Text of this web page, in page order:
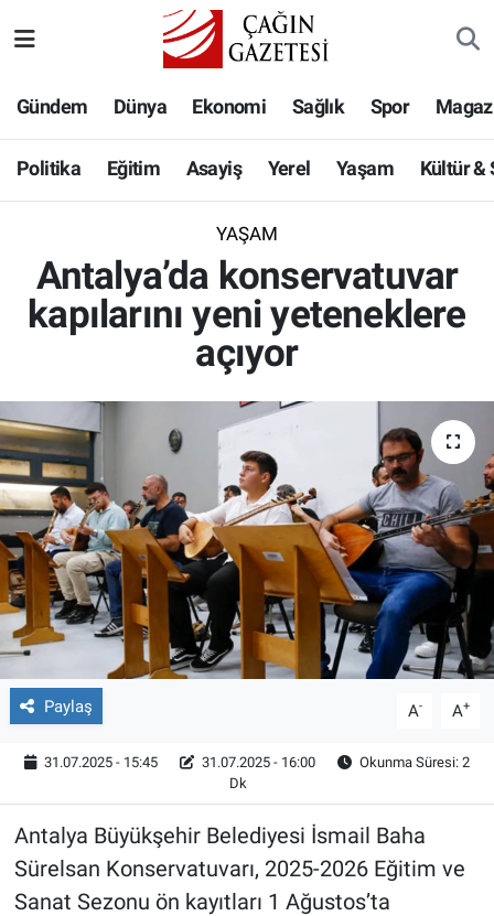
Gündem Dünya Ekonomi Sağlık Spor
Politika Eğitim Asayiş Yerel Yaşam Kültür &
YAŞAM
Antalya’da konservatuvar
kapılarını yeni yeteneklere
açıyor
Paylaş A- A+
31.07.2025 - 15:45 31.07.2025 - 16:00
Okunma Süresi: 2
Dk
Antalya Büyükşehir Belediyesi İsmail Baha
Sürelsan Konservatuvarı, 2025-2026 Eğitim ve
Sanat Sezonu ön kayıtları 1 Ağustos’ta
Eğitim
Asayiş
Yaşam
Bilim-Teknoloji
Köşe Yazıları
Röportaj
Video Galeri
Hava Durumu
Namaz Vakitleri
Süper Lig Puan Durumu ve Fikstür
Son Dakika Haberleri
Haber Arşivi